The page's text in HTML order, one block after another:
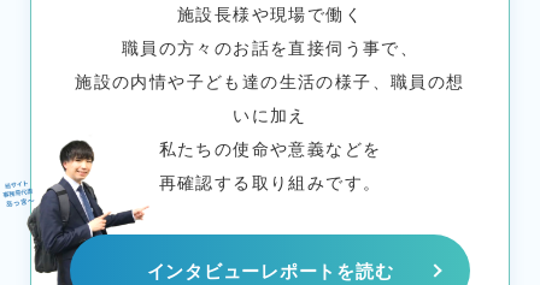
施設長様や現場で働く
職員の方々のお話を直接伺う事で、
施設の内情や子ども達の生活の様子、職員の想
いに加え
私たちの使命や意義などを
再確認する取り組みです。
インタビューレポートを読む